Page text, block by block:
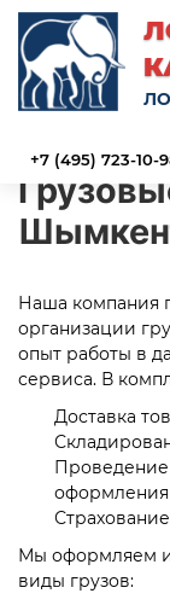
+7 (495) 723-10-
Наша компания
организации
опыт работы в
сервиса. В
Доставка
Проведение
оформления
Мы оформляем
виды грузов: